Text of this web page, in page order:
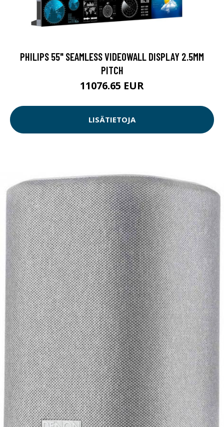
PHILIPS 55" SEAMLESS VIDEOWALL DISPLAY 2.5MM
PITCH
11076.65 EUR
LISÄTIETOJA